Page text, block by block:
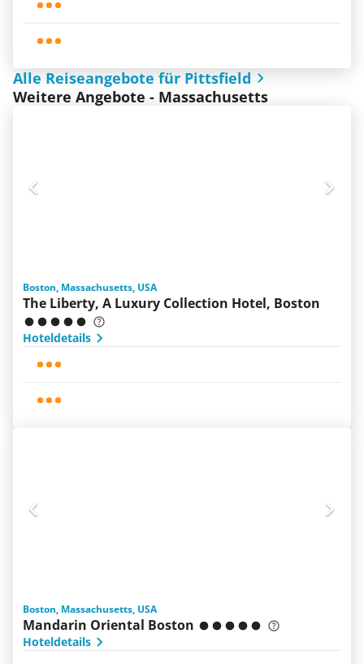
Alle Reiseangebote für Pittsfield
Weitere Angebote - Massachusetts
Boston, Massachusetts, USA
The Liberty, A Luxury Collection Hotel, Boston
Hoteldetails
Boston, Massachusetts, USA
Mandarin Oriental Boston
Hoteldetails